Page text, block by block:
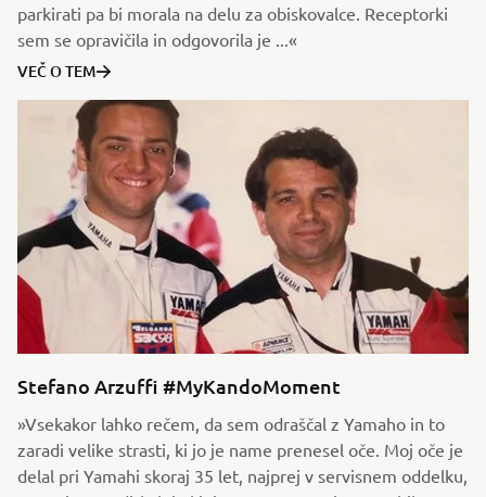
parkirati pa bi morala na delu za obiskovalce. Receptorki
sem se opravičila in odgovorila je ...«
VEČ O TEM
Stefano Arzuffi #MyKandoMoment
»Vsekakor lahko rečem, da sem odraščal z Yamaho in to
zaradi velike strasti, ki jo je name prenesel oče. Moj oče je
delal pri Yamahi skoraj 35 let, najprej v servisnem oddelku,